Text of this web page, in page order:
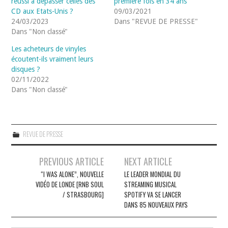
CD aux Etats-Unis ?
24/03/2023
Dans "Non classé"
09/03/2021
Dans "REVUE DE PRESSE"
Les acheteurs de vinyles
écoutent-ils vraiment leurs
disques ?
02/11/2022
Dans "Non classé"
REVUE DE PRESSE
Navigation
articles
PREVIOUS ARTICLE
“I WAS ALONE”, NOUVELLE
VIDÉO DE LONDE [RNB SOUL
/ STRASBOURG]
NEXT ARTICLE
LE LEADER MONDIAL DU
STREAMING MUSICAL
SPOTIFY VA SE LANCER
DANS 85 NOUVEAUX PAYS